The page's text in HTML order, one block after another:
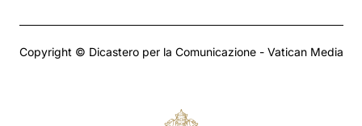
Copyright © Dicastero per la Comunicazione - Vatican Media